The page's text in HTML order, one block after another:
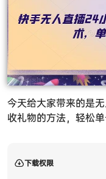
今天给大家带来的是
收礼物的方法，轻松
下载权限